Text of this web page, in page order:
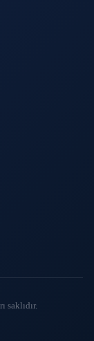
saklıdır.